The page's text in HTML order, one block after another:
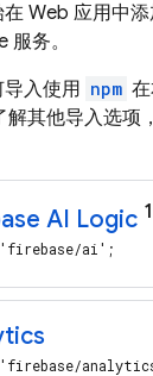
Web 应用中
务。
入使用 npm
其他导入选项
AI Logic 1
ai';